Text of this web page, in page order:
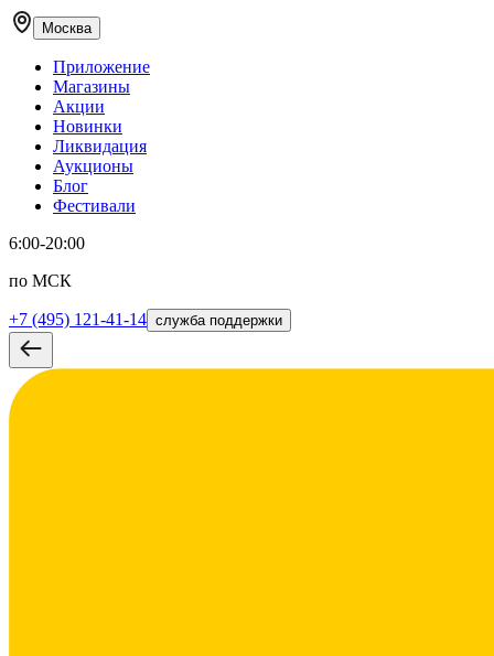
Москва
Приложение
Магазины
Акции
Новинки
Ликвидация
Аукционы
Блог
Фестивали
6:00-20:00
по МСК
+7 (495) 121-41-14 служба поддержки